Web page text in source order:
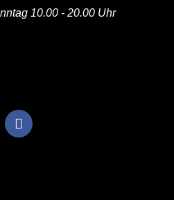
10.00 - 20.00 Uhr